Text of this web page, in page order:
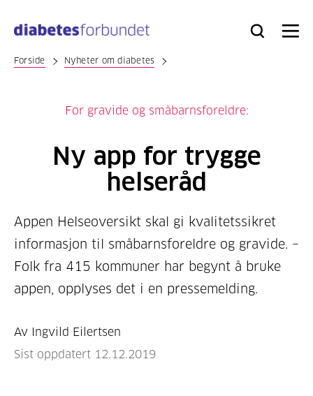
hovedinnhold
Bli
Logg
Søk Meny
Forside Nyheter om diabetes
For gravide og småbarnsforeldre:
Ny app for trygge
helseråd
Appen Helseoversikt skal gi kvalitetssikret
informasjon til småbarnsforeldre og gravide. –
Folk fra 415 kommuner har begynt å bruke
appen, opplyses det i en pressemelding.
Av Ingvild Eilertsen
Sist oppdatert 12.12.2019